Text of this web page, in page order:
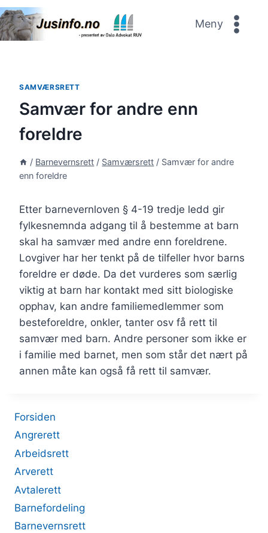
Skip
to
content
Meny
SAMVÆRSRETT
Samvær for andre enn
foreldre
/ Barnevernsrett / Samværsrett / Samvær for andre
enn foreldre
Etter barnevernloven § 4-19 tredje ledd gir
fylkesnemnda adgang til å bestemme at barn
skal ha samvær med andre enn foreldrene.
Lovgiver har her tenkt på de tilfeller hvor barns
foreldre er døde. Da det vurderes som særlig
viktig at barn har kontakt med sitt biologiske
opphav, kan andre familiemedlemmer som
besteforeldre, onkler, tanter osv få rett til
samvær med barn. Andre personer som ikke er
i familie med barnet, men som står det nært på
annen måte kan også få rett til samvær.
Forsiden
Angrerett
Arbeidsrett
Arverett
Avtalerett
Barnefordeling
Barnevernsrett